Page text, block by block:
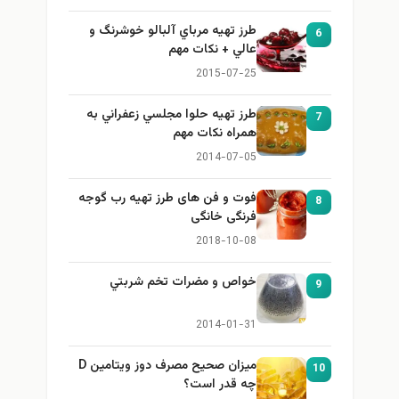
6
طرز تهيه مرباي آلبالو خوشرنگ و
عالي + نكات مهم
2015-07-25
7
طرز تهيه حلوا مجلسي زعفراني به
همراه نكات مهم
2014-07-05
8
فوت و فن های طرز تهیه رب گوجه
فرنگی خانگی
2018-10-08
9 خواص و مضرات تخم شربتي
2014-01-31
10
میزان صحیح مصرف دوز ویتامین D
چه قدر است؟